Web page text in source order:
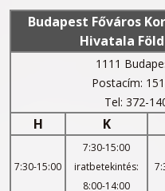
Budapest Főváros
Hivatala
1111
Postacím:
Tel: 372-
H K
7:30-15:00
7:30-15:00
iratbetekintés:
8:00-14:00